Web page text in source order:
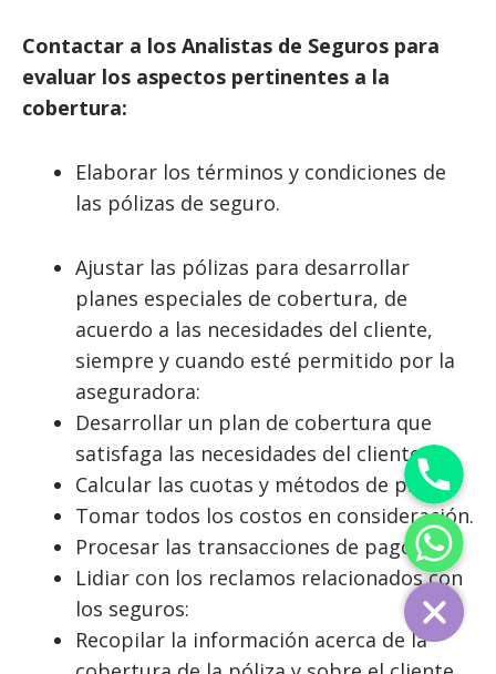
Contactar a los Analistas de Seguros para
evaluar los aspectos pertinentes a la
cobertura:
Elaborar los términos y condiciones de
las pólizas de seguro.
Ajustar las pólizas para desarrollar
planes especiales de cobertura, de
acuerdo a las necesidades del cliente,
siempre y cuando esté permitido por la
aseguradora:
Desarrollar un plan de cobertura que
satisfaga las necesidades del cliente.
Calcular las cuotas y métodos de pago:
Tomar todos los costos en consideración.
Procesar las transacciones de pago.
Lidiar con los reclamos relacionados con
los seguros:
Recopilar la información acerca de la
Phone
WhatsApp